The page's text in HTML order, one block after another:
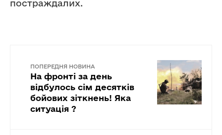
постраждалих.
ПОПЕРЕДНЯ НОВИНА
На фронті за день
відбулось сім десятків
бойових зіткнень! Яка
ситуація ?